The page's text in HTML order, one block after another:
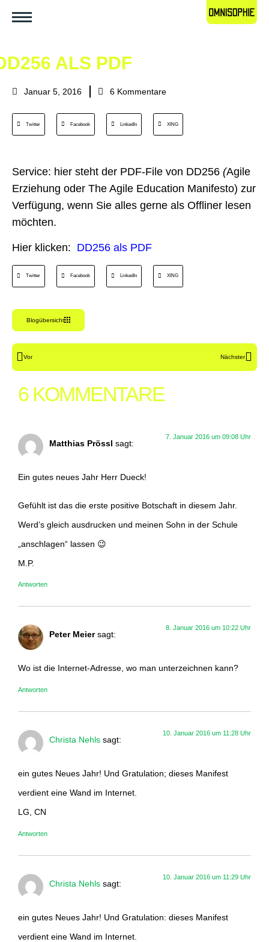
ALS PDF
Januar 5, 2016 6 Kommentare
Twitter Facebook LinkedIn XING
Service: hier steht der PDF-File von DD256 (Agile
Erziehung oder The Agile Education Manifesto) zur
Verfügung, wenn Sie alles gerne als Offliner lesen
möchten.
Hier klicken: DD256 als PDF
Twitter Facebook LinkedIn XING
Blogübersicht
Vor Nächster
6 KOMMENTARE
Matthias Prössl sagt:
7. Januar 2016 um 09:08 Uhr
Ein gutes neues Jahr Herr Dueck!
Gefühlt ist das die erste positive Botschaft in diesem Jahr.
Werd’s gleich ausdrucken und meinen Sohn in der Schule
„anschlagen“ lassen 😉
M.P.
Antworten
Peter Meier sagt:
8. Januar 2016 um 10:22 Uhr
Wo ist die Internet-Adresse, wo man unterzeichnen kann?
Antworten
Christa Nehls sagt:
10. Januar 2016 um 11:28 Uhr
ein gutes Neues Jahr! Und Gratulation; dieses Manifest
verdient eine Wand im Internet.
LG, CN
Antworten
Christa Nehls sagt:
10. Januar 2016 um 11:29 Uhr
ein gutes Neues Jahr! Und Gratulation: dieses Manifest
verdient eine Wand im Internet.